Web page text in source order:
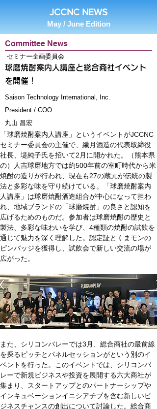
JCCNC NEWS
May / June Edition
Committee News
セミナー企画委員会
球磨焼酎案内人講座と総合商社イベント
を開催！
Saison Technology International, Inc.
President / COO
丸山 昌宏
「球磨焼酎案内人講座」というイベントがJCCNC
セミナー委員会の主催で、繊月酒造の代表取締役
社長、堤純子氏を招いて2月に開かれた。（熊本県
の）人吉球磨地方では約500年前の室町時代から米
焼酎の造りが行われ、現在も27の蔵元が伝統の製
法と多彩な味を守り続けている。「球磨焼酎案内
人講座」は球磨焼酎酒造組合が中心になって担わ
れ、地域ブランドの「球磨焼酎」の良さと認知を
広げるためのものだ。参加者は球磨焼酎の歴史と
製法、多彩な味わいを学び、4種類の焼酎の試飲を
通じて魅力を深く理解した。認定証とくまモンの
ピンバッジを獲得し、試飲会で新しい交流の場が
広がった。
また、シリコンバレーでは3月、総合商社の最前線
を探るピッチとパネルセッションがという別のイ
ベントを行った。このイベントでは、シリコンバ
レーで新規ビジネスや投資を展開する六大商社が
集まり、スタートアップとのパートナーシップや
インキュベーションイニシアチブを含む新しいビ
ジネスチャンスの創出について討論した。総合商